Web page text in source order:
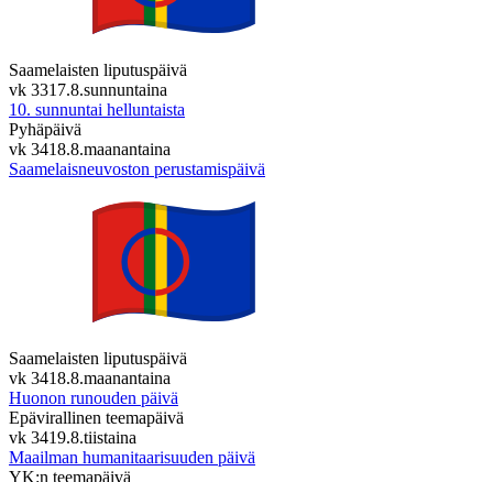
Saamelaisten liputuspäivä
vk 3317.8.sunnuntaina
10. sunnuntai helluntaista
Pyhäpäivä
vk 3418.8.maanantaina
Saamelaisneuvoston perustamispäivä
Saamelaisten liputuspäivä
vk 3418.8.maanantaina
Huonon runouden päivä
Epävirallinen teemapäivä
vk 3419.8.tiistaina
Maailman humanitaarisuuden päivä
YK:n teemapäivä